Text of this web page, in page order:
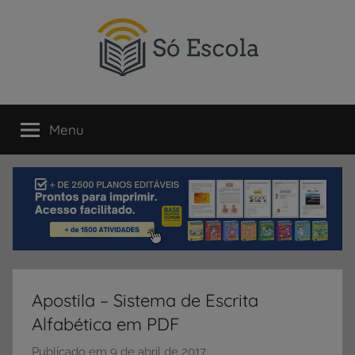
SÓ
ESCOLA
um
portal
direcionado
compartilhamento
dicas
Menu
Apostila – Sistema de Escrita
Alfabética em PDF
Publicado em 9 de abril de 2017